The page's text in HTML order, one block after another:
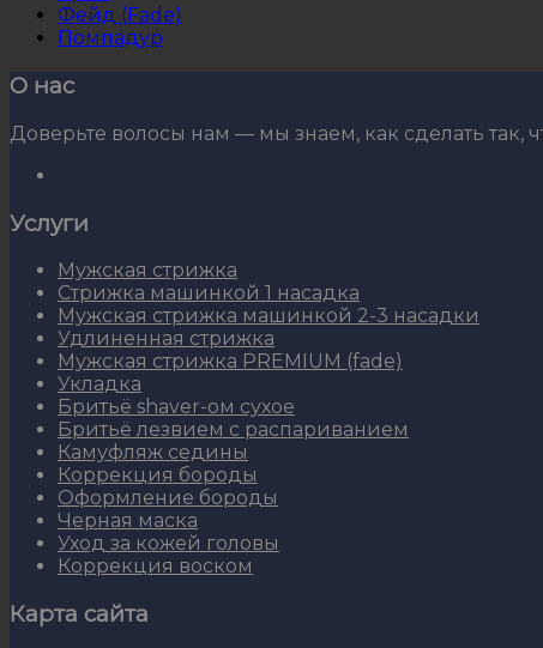
Фейд (Fade)
Помпадур
О нас
Доверьте волосы нам — мы знаем, как сделать так,
Услуги
Мужская стрижка
Стрижка машинкой 1 насадка
Мужская стрижка машинкой 2-3 насадки
Удлиненная стрижка
Мужская стрижка PREMIUM (fade)
Укладка
Бритьё shaver-ом сухое
Бритьё лезвием с распариванием
Камуфляж седины
Коррекция бороды
Оформление бороды
Черная маска
Уход за кожей головы
Коррекция воском
Карта сайта